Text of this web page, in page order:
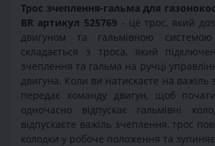
Трос зчеплення-гальма для
BR артикул 525769 - це трос, який
двигуном та гальмівною
складається з троса, який
зчеплення та гальма на ручці
двигуна. Коли ви натискаєте на важіль
передає команду двигун, щоб
одночасно відпускає гальмівні
відпускаєте важіль зчеплення, трос
колодки у робоче положення та